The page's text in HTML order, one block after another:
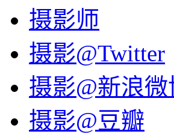
摄影师
摄影@Twitter
摄影@新浪微
摄影@豆瓣